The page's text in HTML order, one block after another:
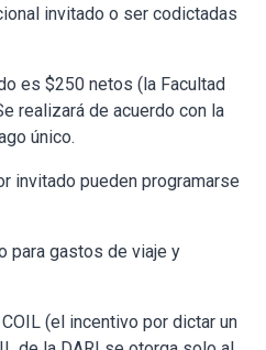
invitado o ser codictadas
es $250 netos (la Facultad
realizará de acuerdo con la
único.
invitado pueden programarse
para gastos de viaje y
(el incentivo por dictar un